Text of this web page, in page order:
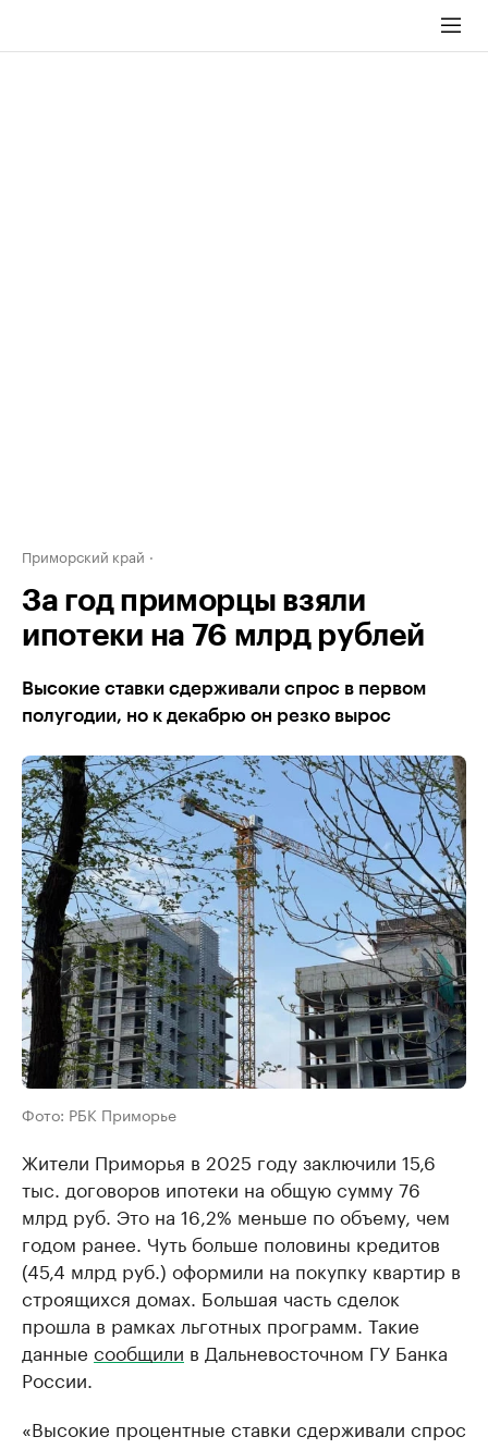
Приморский край
За год приморцы взяли
ипотеки на 76 млрд рублей
Высокие ставки сдерживали спрос в первом
полугодии, но к декабрю он резко вырос
Фото: РБК Приморье
Жители Приморья в 2025 году заключили 15,6
тыс. договоров ипотеки на общую сумму 76
млрд руб. Это на 16,2% меньше по объему, чем
годом ранее. Чуть больше половины кредитов
(45,4 млрд руб.) оформили на покупку квартир в
строящихся домах. Большая часть сделок
прошла в рамках льготных программ. Такие
данные сообщили в Дальневосточном ГУ Банка
России.
«Высокие процентные ставки сдерживали спрос